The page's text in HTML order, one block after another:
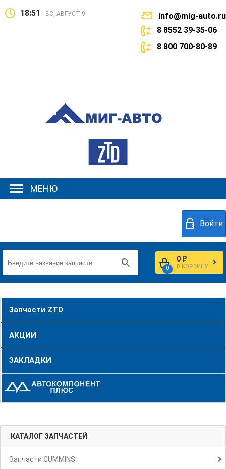
18:51 ВС, АВГУСТ 9
info@mig-auto.ru
8 8552 39-35-06
8 800 700-80-89
МЕНЮ
Войти
0
0 ₽
В КОРЗИНУ
Запчасти ZTD
АКЦИИ
ЗАКЛАДКИ
КАТАЛОГ ЗАПЧАСТЕЙ
Запчасти CUMMINS